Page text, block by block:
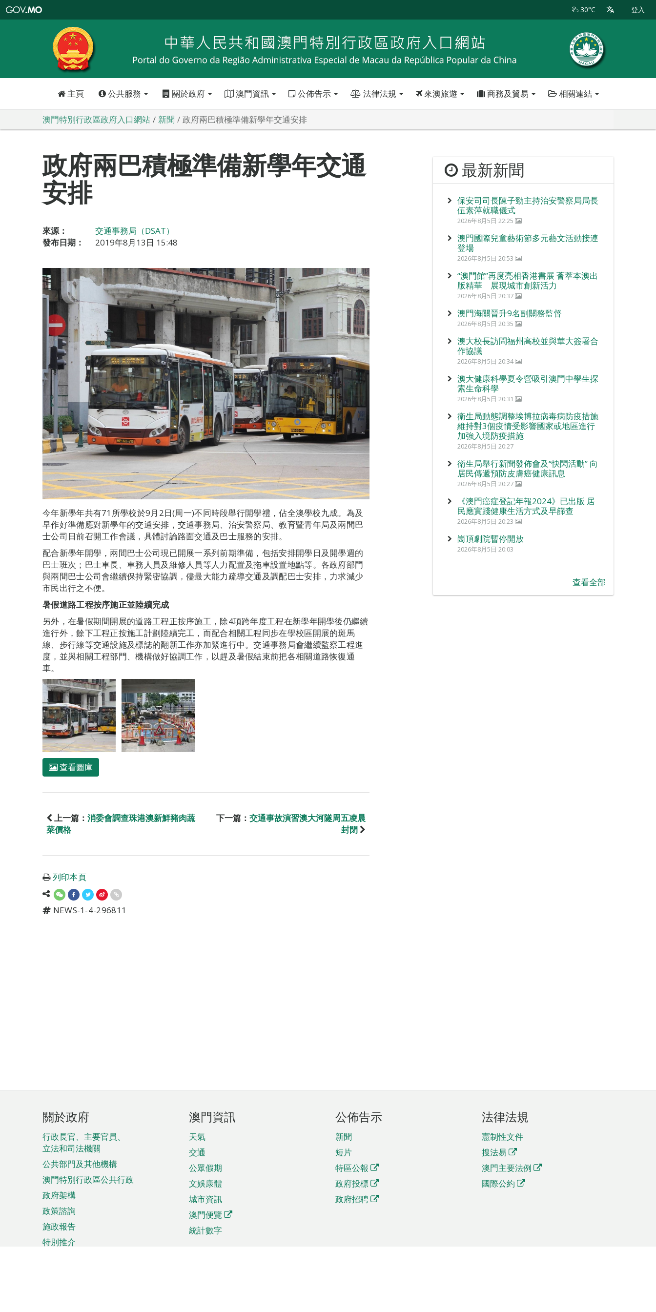
特
政
區
政
口
30°C 登入
主頁 公共服務 關於政府 澳門資訊 公佈告示 法律法規 來澳旅遊 商務及貿易 相關連結
澳門特別行政區政府入口網站 新聞 政府兩巴積極準備新學年交通安排
政府兩巴積極準備新學年交通
安排
來源：
交通事務局（DSAT）
發布日期：
2019年8月13日 15:48
今年新學年共有71所學校於9月2日(周一)不同時段舉行開學禮，佔全澳學校九成。為及
早作好準備應對新學年的交通安排，交通事務局、治安警察局、教育暨青年局及兩間巴
士公司日前召開工作會議，具體討論路面交通及巴士服務的安排。
配合新學年開學，兩間巴士公司現已開展一系列前期準備，包括安排開學日及開學週的
巴士班次；巴士車長、車務人員及維修人員等人力配置及拖車設置地點等。各政府部門
與兩間巴士公司會繼續保持緊密協調，儘最大能力疏導交通及調配巴士安排，力求減少
市民出行之不便。
暑假道路工程按序施正並陸續完成
另外，在暑假期間開展的道路工程正按序施工，除4項跨年度工程在新學年開學後仍繼續
進行外，餘下工程正按施工計劃陸續完工，而配合相關工程同步在學校區開展的斑馬
線、步行線等交通設施及標誌的翻新工作亦加緊進行中。交通事務局會繼續監察工程進
度，並與相關工程部門、機構做好協調工作，以趕及暑假結束前把各相關道路恢復通
車。
查看圖庫
上一篇： 消委會調查珠港澳新鮮豬肉蔬
菜價格
下一篇： 交通事故演習澳大河隧周五凌晨
封閉
列印本頁
NEWS-1-4-296811
最新新聞
保安司司長陳子勁主持治安警察局局長
伍素萍就職儀式
2026年8月5日 22:25
澳門國際兒童藝術節多元藝文活動接連
登場
2026年8月5日 20:53
“澳門館”再度亮相香港書展 薈萃本澳出
版精華 展現城市創新活力
2026年8月5日 20:37
澳門海關晉升9名副關務監督
2026年8月5日 20:35
澳大校長訪問福州高校並與華大簽署合
作協議
2026年8月5日 20:34
澳大健康科學夏令營吸引澳門中學生探
索生命科學
2026年8月5日 20:31
衛生局動態調整埃博拉病毒病防疫措施
維持對3個疫情受影響國家或地區進行
加強入境防疫措施
2026年8月5日 20:27
衛生局舉行新聞發佈會及“快閃活動” 向
居民傳遞預防皮膚癌健康訊息
2026年8月5日 20:27
《澳門癌症登記年報2024》已出版 居
民應實踐健康生活方式及早篩查
2026年8月5日 20:23
崗頂劇院暫停開放
2026年8月5日 20:03
查看全部
頁
腳
菜
單
關於政府
行政長官、主要官員、
立法和司法機關
公共部門及其他機構
澳門特別行政區公共行政
政府架構
政策諮詢
施政報告
特別推介
澳門資訊
天氣
交通
公眾假期
文娛康體
城市資訊
澳門便覽
統計數字
公佈告示
新聞
短片
特區公報
政府投標
政府招聘
法律法規
憲制性文件
搜法易
澳門主要法例
國際公約